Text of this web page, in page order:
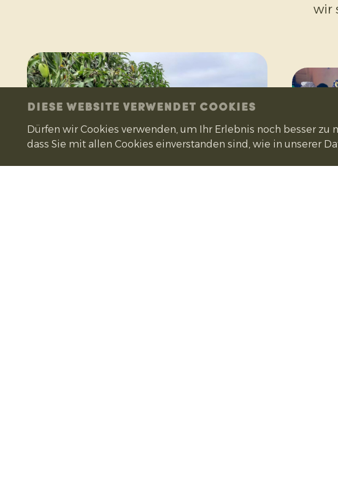
DIESE WEBSITE VERWENDET COOKIES
Dürfen wir Cookies verwenden, um Ihr Erlebnis noch besser zu
dass Sie mit allen Cookies einverstanden sind, wie in unserer
wir